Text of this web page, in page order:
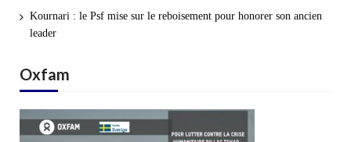
Kournari : le Psf mise sur le reboisement pour honorer son ancien
leader
Oxfam